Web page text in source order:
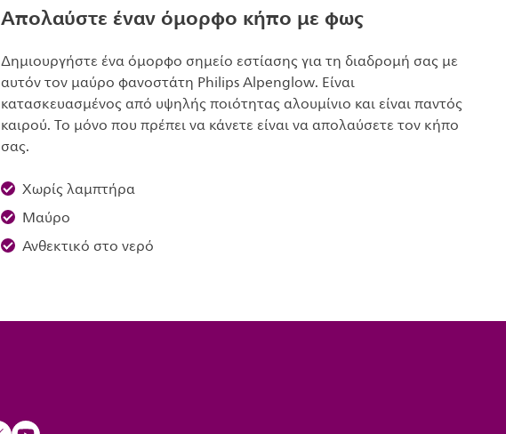
Απολαύστε έναν όμορφο κήπο με φως
Δημιουργήστε ένα όμορφο σημείο εστίασης για τη διαδρομή σας με
αυτόν τον μαύρο φανοστάτη Philips Alpenglow. Είναι
κατασκευασμένος από υψηλής ποιότητας αλουμίνιο και είναι παντός
καιρού. Το μόνο που πρέπει να κάνετε είναι να απολαύσετε τον κήπο
σας.
Χωρίς λαμπτήρα
Μαύρο
Ανθεκτικό στο νερό